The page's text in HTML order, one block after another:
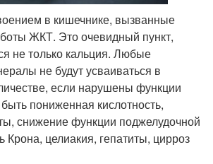
в кишечнике, вызванные
ЖКТ. Это очевидный пункт,
не только кальция. Любые
не будут усваиваться в
если нарушены функции
пониженная кислотность,
снижение функции поджелудочной
Крона, целиакия, гепатиты, цирроз